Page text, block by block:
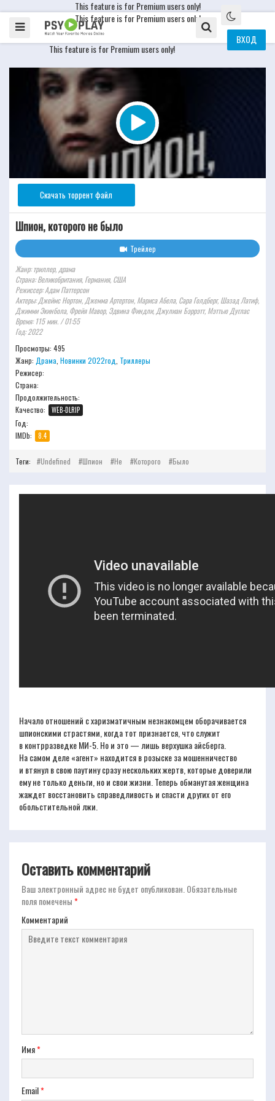
This feature is for Premium users only!
This feature is for Premium users only!
ВХОД
This feature is for Premium users only!
Скачать торрент файл
Шпион, которого не было
Трейлер
Жанр: триллер, драма
Страна: Великобритания, Германия, США
Режиссер: Адам Паттерсон
Актеры: Джеймс Нортон, Джемма Артертон, Мариса Абела, Сара Голдберг, Шазад Латиф,
Джимми Экинбола, Фрейя Мавор, Эдвина Финдли, Джулиан Бэррэтт, Мэттью Дуглас
Время: 115 мин. / 01:55
Год: 2022
Просмотры: 495
Жанр: Драма Новинки 2022год Триллеры
Режисер:
Страна:
Продолжительность:
Качество:
WEB-DLRIP
Год:
IMDb:
8.4
Теги: Undefined Шпион Не Которого Было
Начало отношений с харизматичным незнакомцем оборачивается
шпионскими страстями, когда тот признается, что служит
в контрразведке МИ-5. Но и это — лишь верхушка айсберга.
На самом деле «агент» находится в розыске за мошенничество
и втянул в свою паутину сразу нескольких жертв, которые доверили
ему не только деньги, но и свои жизни. Теперь обманутая женщина
жаждет восстановить справедливость и спасти других от его
обольстительной лжи.
Оставить комментарий
Ваш электронный адрес не будет опубликован. Обязательные
поля помечены*
Комментарий
Имя*
Email*